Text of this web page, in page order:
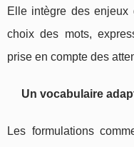
Elle intègre des enjeux
choix des mots,
prise en compte des
Un vocabulaire
Les formulations